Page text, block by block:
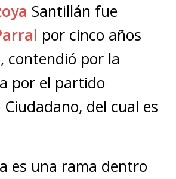
Santillán fue
por cinco años
contendió por la
por el partido
del cual es
es una rama dentro